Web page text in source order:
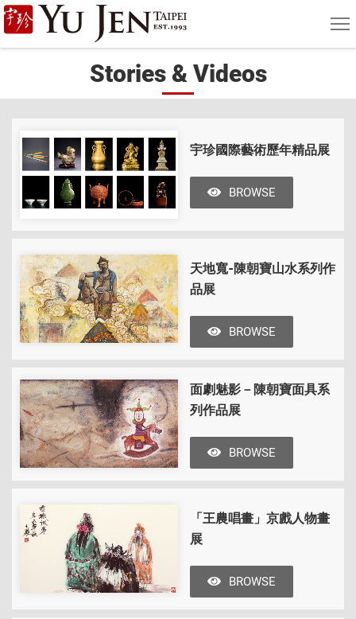
Yu
Jen
Antique
Auction
Private
Sales
Stories & Videos
宇珍國際藝術歷年精品展
BROWSE
天地寬-陳朝寶山水系列作
品展
BROWSE
面劇魅影－陳朝寶面具系
列作品展
BROWSE
「王農唱畫」京戲人物畫
展
BROWSE